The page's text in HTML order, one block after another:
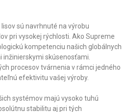
sú navrhnuté na výrobu
pri vysokej rýchlosti. Ako Supreme
kompetenciu našich globálnych
skúsenosťami.
procesov tvárnenia v rámci jedného
efektivitu vašej výroby.
systémov majú vysoko tuhú
stabilitu aj pri tých